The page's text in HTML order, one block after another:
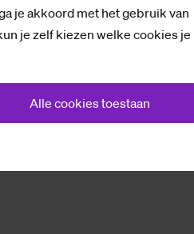
je akkoord met het gebruik van
je zelf kiezen welke cookies je
Alle cookies toestaan